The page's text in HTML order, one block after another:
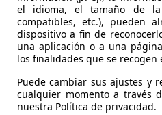
Repuestos
el idioma, el tamaño de la
compatibles, etc.), pueden
dispositivo a fin de
una aplicación o a una
los finalidades que se recogen
Puede cambiar sus ajustes y
cualquier momento a través
nuestra Política de privacidad.